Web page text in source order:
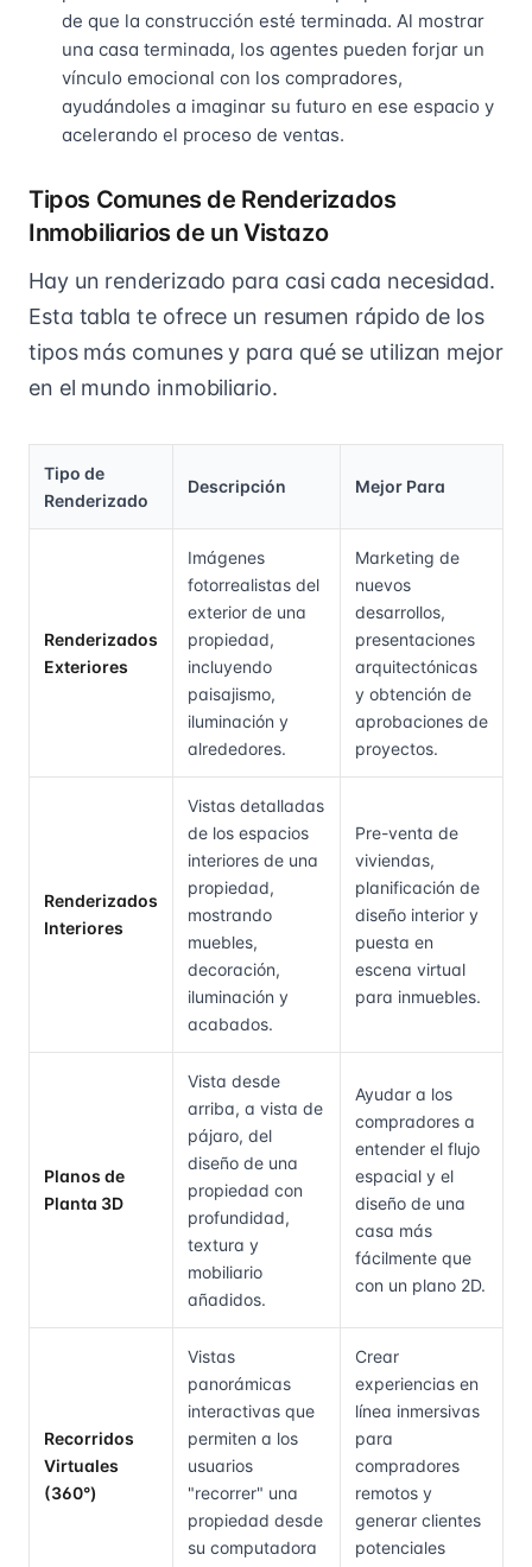
de que la construcción esté terminada. Al mostrar
una casa terminada, los agentes pueden forjar un
vínculo emocional con los compradores,
ayudándoles a imaginar su futuro en ese espacio y
acelerando el proceso de ventas.
Tipos Comunes de Renderizados
Inmobiliarios de un Vistazo
Hay un renderizado para casi cada necesidad.
Esta tabla te ofrece un resumen rápido de los
tipos más comunes y para qué se utilizan mejor
en el mundo inmobiliario.
Tipo de
Renderizado
Descripción Mejor Para
Renderizados
Exteriores
Imágenes
fotorrealistas del
exterior de una
propiedad,
incluyendo
paisajismo,
iluminación y
alrededores.
Marketing de
nuevos
desarrollos,
presentaciones
arquitectónicas
y obtención de
aprobaciones de
proyectos.
Renderizados
Interiores
Vistas detalladas
de los espacios
interiores de una
propiedad,
mostrando
muebles,
decoración,
iluminación y
acabados.
Pre-venta de
viviendas,
planificación de
diseño interior y
puesta en
escena virtual
para inmuebles.
Planos de
Planta 3D
Vista desde
arriba, a vista de
pájaro, del
diseño de una
propiedad con
profundidad,
textura y
mobiliario
añadidos.
Ayudar a los
compradores a
entender el flujo
espacial y el
diseño de una
casa más
fácilmente que
con un plano 2D.
Recorridos
Virtuales
(360°)
Vistas
panorámicas
interactivas que
permiten a los
usuarios
"recorrer" una
propiedad desde
su computadora
Crear
experiencias en
línea inmersivas
para
compradores
remotos y
generar clientes
potenciales